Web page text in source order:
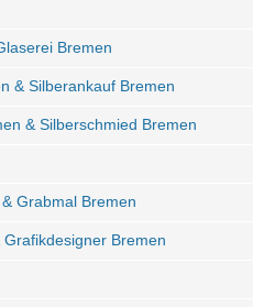
Bremen
& Silberankauf Bremen
& Silberschmied Bremen
Grabmal Bremen
Bremen